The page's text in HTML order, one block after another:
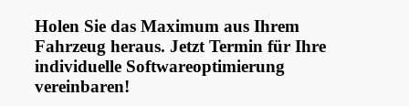
Holen Sie das Maximum aus Ihrem
Fahrzeug heraus. Jetzt Termin für Ihre
individuelle Softwareoptimierung
vereinbaren!